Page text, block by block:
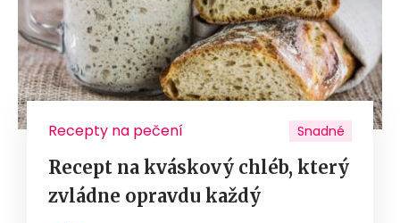
Recepty na pečení Snadné
Recept na kváskový chléb, který
zvládne opravdu každý